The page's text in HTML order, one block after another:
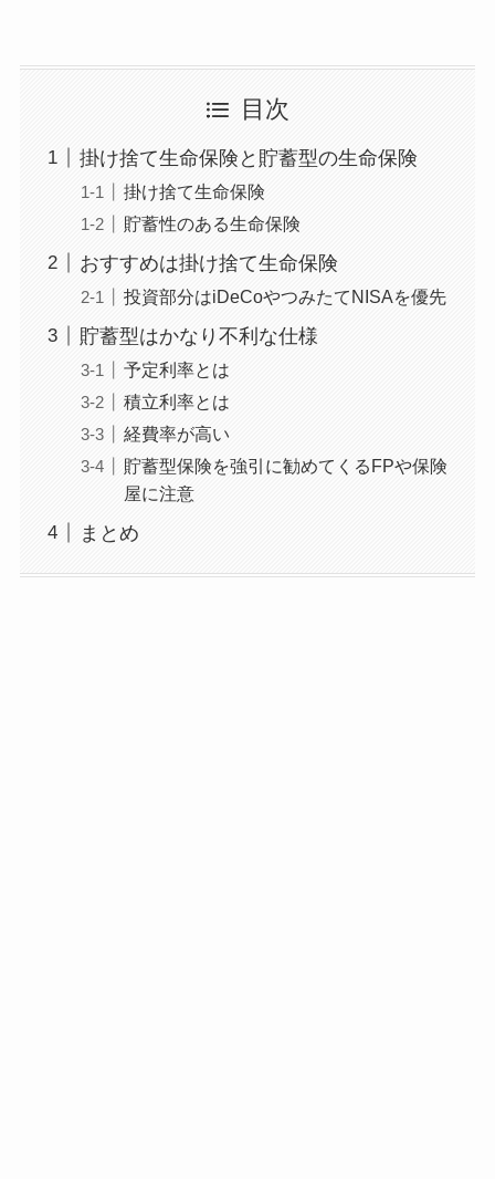
目次
掛け捨て生命保険と貯蓄型の生命保険
掛け捨て生命保険
貯蓄性のある生命保険
おすすめは掛け捨て生命保険
投資部分はiDeCoやつみたてNISAを優先
貯蓄型はかなり不利な仕様
予定利率とは
積立利率とは
経費率が高い
貯蓄型保険を強引に勧めてくるFPや保険
屋に注意
まとめ